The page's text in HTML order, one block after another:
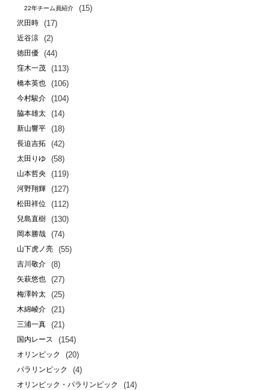
22年チーム員紹介 (15)
沢田時 (17)
近谷涼 (2)
徳田優 (44)
窪木一茂 (113)
橋本英也 (106)
今村駿介 (104)
脇本雄太 (14)
新山響平 (18)
長迫吉拓 (42)
太田りゆ (58)
山本哲央 (119)
河野翔輝 (127)
松田祥位 (112)
兒島直樹 (130)
岡本勝哉 (74)
山下虎ノ亮 (55)
吉川敬介 (8)
矢萩悠也 (27)
梅澤幹太 (25)
木綿崚介 (21)
三浦一真 (21)
国内レース (154)
オリンピック (20)
パラリンピック (4)
オリンピック・パラリンピック (14)